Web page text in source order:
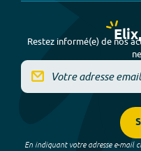
Restez informé(e) de nos
En indiquant votre adresse e-mail